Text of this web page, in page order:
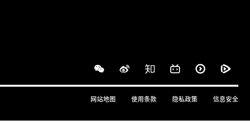
网站地图 使用条款 隐私政策 信息安全